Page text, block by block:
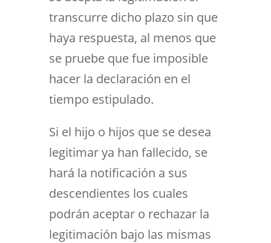
transcurre dicho plazo sin que
haya respuesta, al menos que
se pruebe que fue imposible
hacer la declaración en el
tiempo estipulado.
Si el hijo o hijos que se desea
legitimar ya han fallecido, se
hará la notificación a sus
descendientes los cuales
podrán aceptar o rechazar la
legitimación bajo las mismas